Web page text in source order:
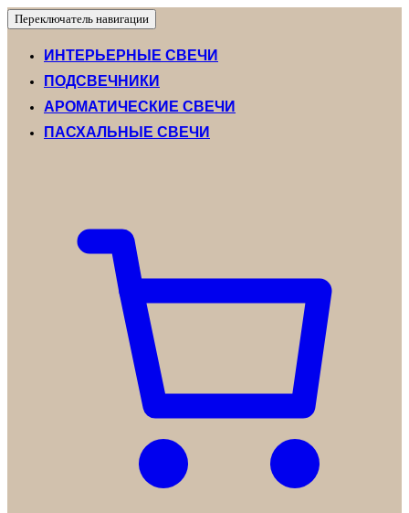
Переключатель навигации
ИНТЕРЬЕРНЫЕ СВЕЧИ
ПОДСВЕЧНИКИ
АРОМАТИЧЕСКИЕ СВЕЧИ
ПАСХАЛЬНЫЕ СВЕЧИ